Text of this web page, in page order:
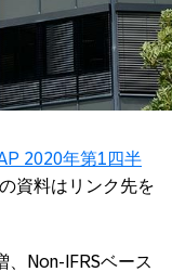
2020年第1四半
資料はリンク先を
、Non-IFRSベース